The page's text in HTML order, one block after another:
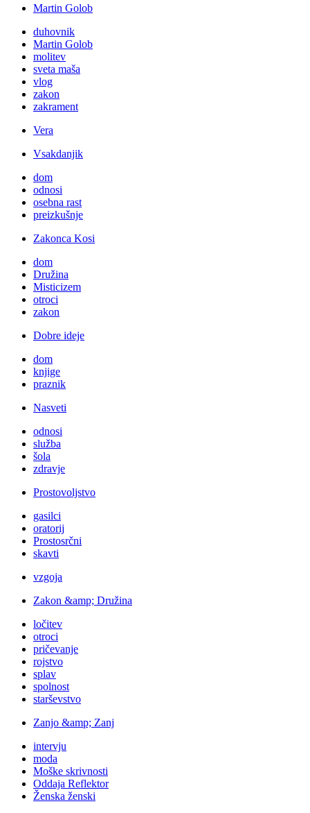
Martin Golob
duhovnik
Martin Golob
molitev
sveta maša
vlog
zakon
zakrament
Vera
Vsakdanjik
dom
odnosi
osebna rast
preizkušnje
Zakonca Kosi
dom
Družina
Misticizem
otroci
zakon
Dobre ideje
dom
knjige
praznik
Nasveti
odnosi
služba
šola
zdravje
Prostovoljstvo
gasilci
oratorij
Prostosrčni
skavti
vzgoja
Zakon &amp; Družina
ločitev
otroci
pričevanje
rojstvo
splav
spolnost
starševstvo
Zanjo &amp; Zanj
intervju
moda
Moške skrivnosti
Oddaja Reflektor
Ženska ženski